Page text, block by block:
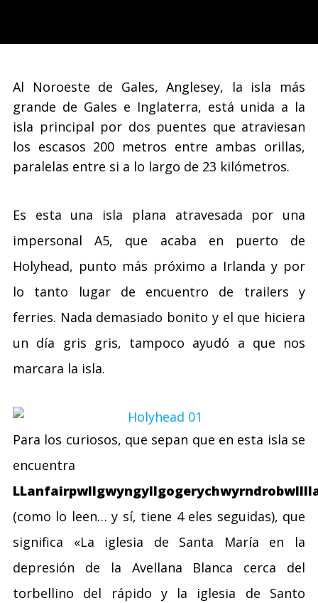
Al Noroeste de Gales, Anglesey, la isla más
grande de Gales e Inglaterra, está unida a la
isla principal por dos puentes que atraviesan
los escasos 200 metros entre ambas orillas,
paralelas entre si a lo largo de 23 kilómetros.
Es esta una isla plana atravesada por una
impersonal A5, que acaba en puerto de
Holyhead, punto más próximo a Irlanda y por
lo tanto lugar de encuentro de trailers y
ferries. Nada demasiado bonito y el que hiciera
un día gris gris, tampoco ayudó a que nos
marcara la isla.
Para los curiosos, que sepan que en esta isla se
encuentra
(como lo leen… y sí, tiene 4 eles seguidas), que
significa «La iglesia de Santa María en la
depresión de la Avellana Blanca cerca del
torbellino del rápido y la iglesia de Santo